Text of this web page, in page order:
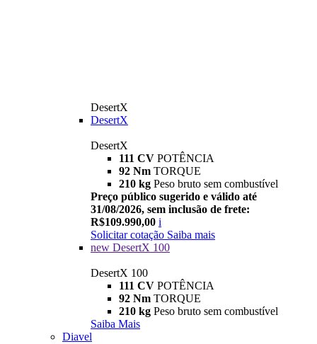
DesertX
DesertX
DesertX
111 CV POTÊNCIA
92 Nm TORQUE
210 kg Peso bruto sem combustível
Preço público sugerido e válido até
31/08/2026, sem inclusão de frete:
R$109.990,00 i
Solicitar cotação Saiba mais
new DesertX 100
DesertX 100
111 CV POTÊNCIA
92 Nm TORQUE
210 kg Peso bruto sem combustível
Saiba Mais
Diavel